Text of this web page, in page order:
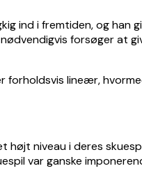
ind i fremtiden, og han
forsøger at
lineær,
niveau i deres
var ganske